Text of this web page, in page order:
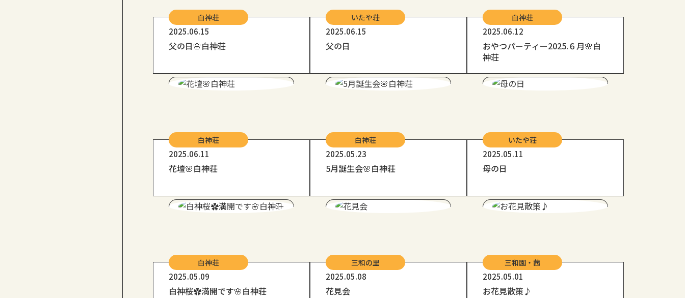
白神荘
2025.06.15
父の日🌸白神荘
いたや荘
2025.06.15
父の日
白神荘
2025.06.12
おやつパーティー2025.６月🌸白
神荘
白神荘
2025.06.11
花壇🌸白神荘
白神荘
2025.05.23
5月誕生会🌸白神荘
いたや荘
2025.05.11
母の日
白神荘
2025.05.09
白神桜✿満開です🌸白神荘
三和の里
2025.05.08
花見会
三和園・茜
2025.05.01
お花見散策♪